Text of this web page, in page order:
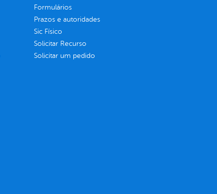
Formulários
Prazos e autoridades
Sic Físico
Solicitar Recurso
Solicitar um pedido